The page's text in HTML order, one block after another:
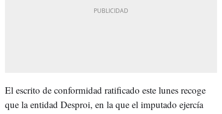
El escrito de conformidad ratificado este lunes recoge
que la entidad Desproi, en la que el imputado ejercía